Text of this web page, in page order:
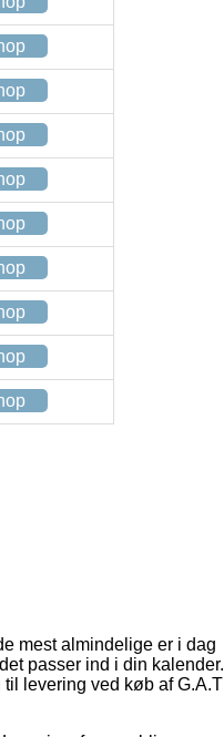
mest almindelige er i dag
passer ind i din kalender.
levering ved køb af G.A.T